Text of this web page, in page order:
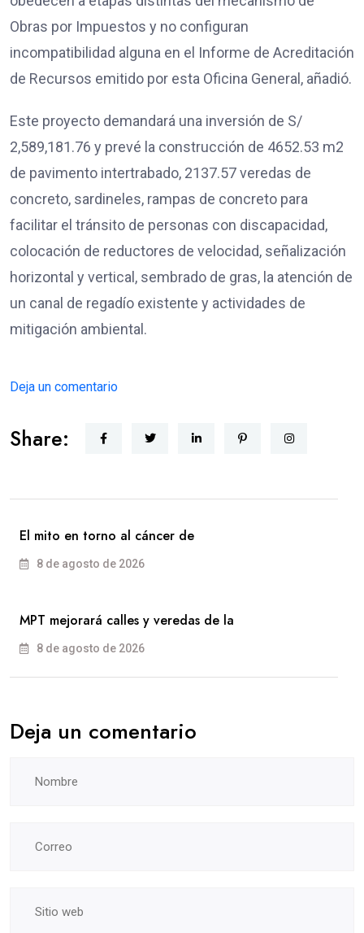
Obras por Impuestos y no configuran
incompatibilidad alguna en el Informe de Acreditación
de Recursos emitido por esta Oficina General, añadió.
Este proyecto demandará una inversión de S/
2,589,181.76 y prevé la construcción de 4652.53 m2
de pavimento intertrabado, 2137.57 veredas de
concreto, sardineles, rampas de concreto para
facilitar el tránsito de personas con discapacidad,
colocación de reductores de velocidad, señalización
horizontal y vertical, sembrado de gras, la atención de
un canal de regadío existente y actividades de
mitigación ambiental.
Deja un comentario
Share:
El mito en torno al cáncer de
8 de agosto de 2026
MPT mejorará calles y veredas de la
8 de agosto de 2026
Deja un comentario